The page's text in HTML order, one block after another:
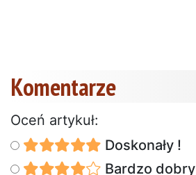
Komentarze
Oceń artykuł:
Doskonały !
Bardzo dobry